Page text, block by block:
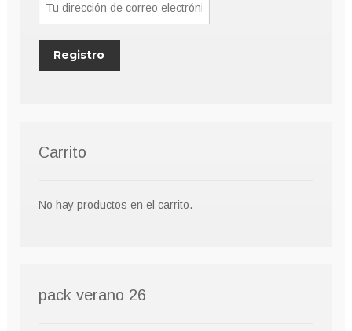
Carrito
No hay productos en el carrito.
pack verano 26